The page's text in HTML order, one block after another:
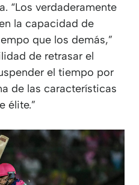
“Los verdaderamente
la capacidad de
que los demás,”
de retrasar el
el tiempo por
de las características
élite.”